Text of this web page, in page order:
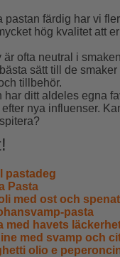
pastan färdig har vi
hög kvalitet att
är ofta neutral i
sätt till de
tillbehör.
har ditt aldeles egna
nya influenser.
pastadeg
Pasta
med ost och spenat
pasta
med havets
med svamp och
olio e